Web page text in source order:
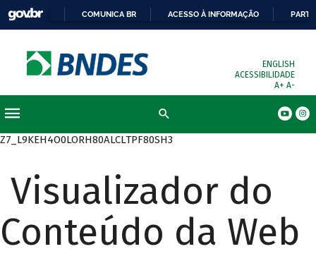
COMUNICA BR ACESSO À INFORMAÇÃO
ENGLISH
ACESSIBILIDADE
A+ A-
Z7_L9KEH4O0LORH80ALCLTPF80SH3
Visualizador do
Conteúdo da Web